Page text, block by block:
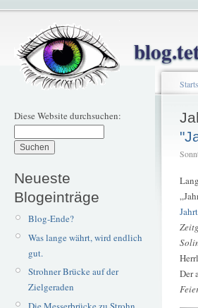
Diese Website durchsuchen:
Neueste
Blogeinträge
Blog-Ende?
Was lange währt, wird endlich
gut.
Strohner Brücke auf der
Zielgeraden
Der